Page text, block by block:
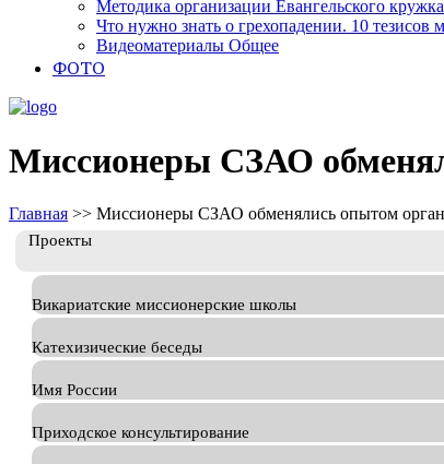
Методика организации Евангельского
Что нужно знать о грехопадении. 10 тезисов
Видеоматериалы Общее
ФОТО
Миссионеры СЗАО
Главная >> Миссионеры СЗАО обменялись опытом
Проекты
Викариатские миссионерские школы
Катехизические беседы
Имя России
Приходское консультирование